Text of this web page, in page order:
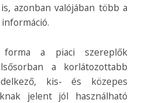
azonban valójában több a
a piaci szereplők
a korlátozottabb
kis- és közepes
jelent jól használható